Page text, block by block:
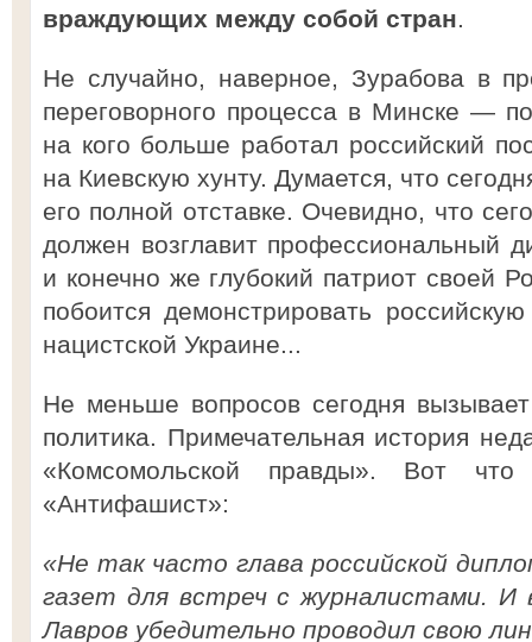
враждующих между собой стран.
Не случайно, наверное, Зурабова в
переговорного процесса в Минске —
на кого больше работал российский
на Киевскую хунту. Думается, что
его полной отставке. Очевидно, что
должен возглавит профессиональный
и конечно же глубокий патриот своей
побоится демонстрировать
нацистской Украине...
Не меньше вопросов сегодня
политика. Примечательная история
«Комсомольской правды». Вот
«Антифашист»:
«Не так часто глава российской
газет для встреч с журналистами. И
Лавров убедительно проводил свою